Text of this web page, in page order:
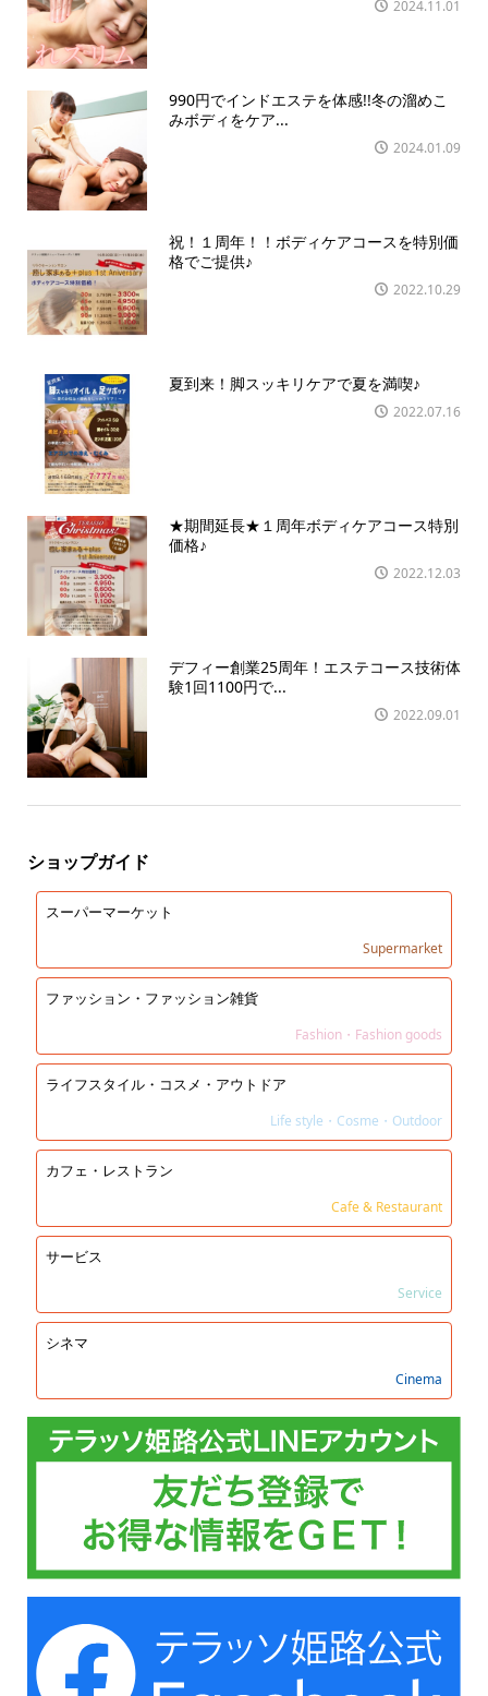
2024.11.01
990円でインドエステを体感!!冬の溜めこ
みボディをケア...
2024.01.09
祝！１周年！！ボディケアコースを特別価
格でご提供♪
2022.10.29
夏到来！脚スッキリケアで夏を満喫♪
2022.07.16
★期間延長★１周年ボディケアコース特別
価格♪
2022.12.03
デフィー創業25周年！エステコース技術体
験1回1100円で...
2022.09.01
ショップガイド
スーパーマーケット
Supermarket
ファッション・ファッション雑貨
Fashion・Fashion goods
ライフスタイル・コスメ・アウトドア
Life style・Cosme・Outdoor
カフェ・レストラン
Cafe & Restaurant
サービス
Service
シネマ
Cinema